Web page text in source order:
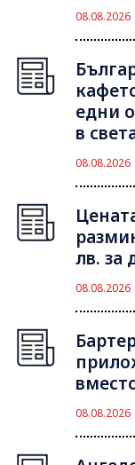
08.08.2026
едни
в
08.08.2026
лв. за
08.08.2026
08.08.2026